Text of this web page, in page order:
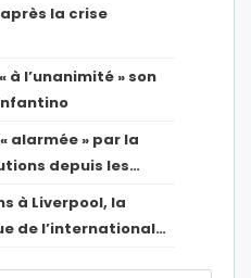
la crise
à l’unanimité » son
alarmée » par la
depuis les…
à Liverpool, la
de l’international…